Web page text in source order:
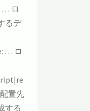
… ロ
るデ
… ロ
置先
する